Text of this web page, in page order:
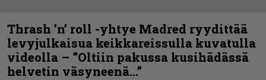
Thrash ’n’ roll -yhtye Madred ryydittää
levyjulkaisua keikkareissulla kuvatulla
videolla – ”Oltiin pakussa kusihädässä
helvetin väsyneenä…”